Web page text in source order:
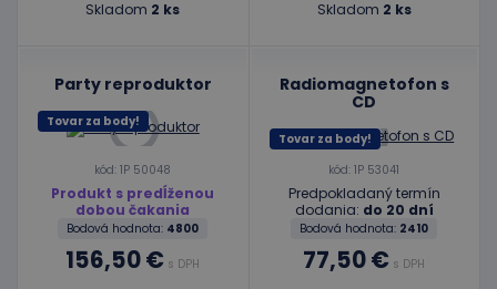
Skladom 2 ks Skladom 2 ks
Party reproduktor
Tovar za body!
kód: 1P 50048
Produkt s predĺženou
dobou čakania
Bodová hodnota: 4800
156,50 € s DPH
Radiomagnetofon s
CD
Tovar za body!
kód: 1P 53041
Predpokladaný termín
dodania: do 20 dní
Bodová hodnota: 2410
77,50 € s DPH